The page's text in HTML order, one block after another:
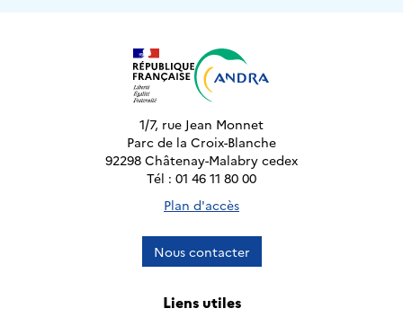
1/7, rue Jean Monnet
Parc de la Croix-Blanche
92298 Châtenay-Malabry cedex
Tél : 01 46 11 80 00
Plan d'accès
Nous contacter
Liens utiles